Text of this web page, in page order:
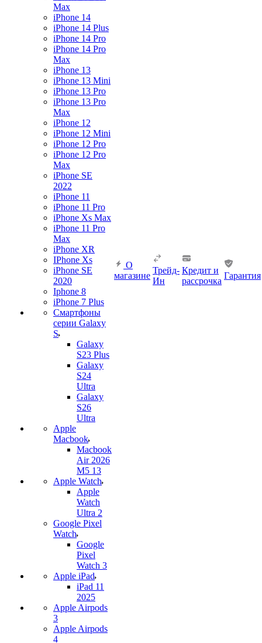
Max
iPhone 14
iPhone 14 Plus
iPhone 14 Pro
iPhone 14 Pro
Max
iPhone 13
iPhone 13 Mini
iPhone 13 Pro
iPhone 13 Pro
Max
iPhone 12
iPhone 12 Mini
iPhone 12 Pro
iPhone 12 Pro
Max
iPhone SE
2022
iPhone 11
iPhone 11 Pro
iPhone Xs Max
iPhone 11 Pro
Max
iPhone XR
IPhone Xs
iPhone SE
2020
Iphone 8
iPhone 7 Plus
Смартфоны
серии Galaxy
S
Galaxy
S23 Plus
Galaxy
S24
Ultra
Galaxy
S26
Ultra
Apple
Macbook
Macbook
Air 2026
M5 13
Apple Watch
Apple
Watch
Ultra 2
Google Pixel
Watch
Google
Pixel
Watch 3
Apple iPad
iPad 11
2025
Apple Airpods
3
Apple Airpods
4
О
магазине
Трейд-
Ин
Кредит и
рассрочка
Гарантия